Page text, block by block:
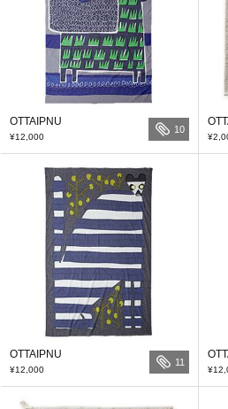
OTTAIPNU
¥12,000
10
OTTAIPNU
¥12,000
11